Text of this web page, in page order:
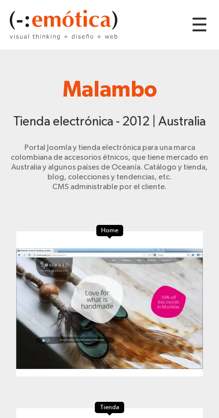
Malambo
Tienda electrónica - 2012 | Australia
Portal Joomla y tienda electrónica para una marca
colombiana de accesorios étnicos, que tiene mercado en
Australia y algunos países de Oceanía. Catálogo y tienda,
blog, colecciones y tendencias, etc.
CMS administrable por el cliente.
Home
Tienda